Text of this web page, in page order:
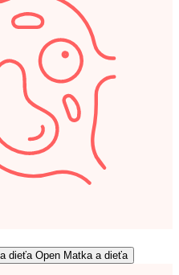
dieťa Open Matka a dieťa